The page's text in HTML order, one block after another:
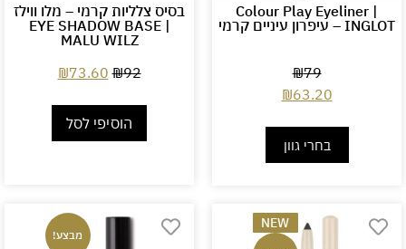
Colour Play Eyeliner |
INGLOT – עיפרון עיניים קרמי
₪79
₪63.20
בחרי גוון
בסיס צלליות קרמי – מלו ווילז
EYE SHADOW BASE |
MALU WILZ
₪92
₪73.60
הוסיפי לסל
NEW
מבצע!